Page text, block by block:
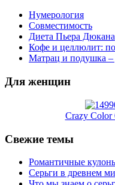
Нумерология
Совместимость
Диета Пьера Дюкана
Кофе и целлюлит:
Матрац и подушка –
Для женщин
Crazy Color
Свежие темы
Романтичные
Серьги в древнем